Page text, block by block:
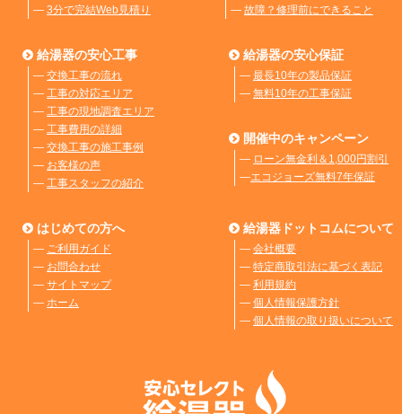
― 3分で完結Web見積り
― 故障？修理前にできること
給湯器の安心工事
― 交換工事の流れ
― 工事の対応エリア
― 工事の現地調査エリア
― 工事費用の詳細
― 交換工事の施工事例
― お客様の声
― 工事スタッフの紹介
給湯器の安心保証
― 最長10年の製品保証
― 無料10年の工事保証
開催中のキャンペーン
― ローン無金利＆1,000円割引
―エコジョーズ無料7年保証
はじめての方へ
― ご利用ガイド
― お問合わせ
― サイトマップ
― ホーム
給湯器ドットコムについて
― 会社概要
― 特定商取引法に基づく表記
― 利用規約
― 個人情報保護方針
― 個人情報の取り扱いについて